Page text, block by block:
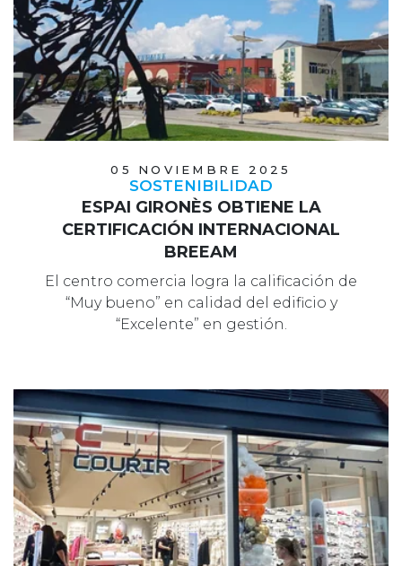
05 NOVIEMBRE 2025
SOSTENIBILIDAD
ESPAI GIRONÈS OBTIENE LA
CERTIFICACIÓN INTERNACIONAL
BREEAM
El centro comercia logra la calificación de
“Muy bueno” en calidad del edificio y
“Excelente” en gestión.